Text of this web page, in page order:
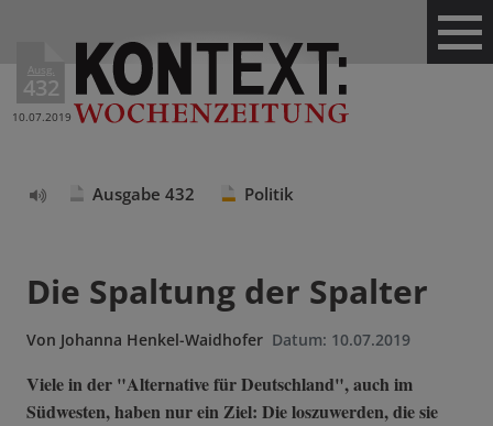
Ausg.
432
10.07.2019
Ausgabe 432 Politik
Die Spaltung der Spalter
Von Johanna Henkel-Waidhofer Datum: 10.07.2019
Viele in der "Alternative für Deutschland", auch im
Südwesten, haben nur ein Ziel: Die loszuwerden, die sie